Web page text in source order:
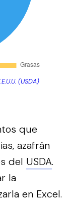
(USDA)
que
azafrán
del USDA.
la
en Excel.